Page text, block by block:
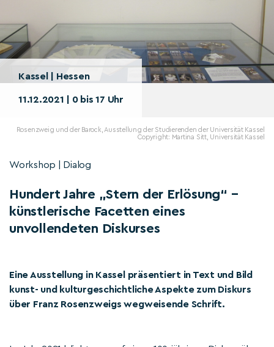
Kassel | Hessen
11.12.2021 | 0 bis 17 Uhr
Rosenzweig und der Barock, Ausstellung der Studierenden der Universität Kassel
Copyright: Martina Sitt, Universität Kassel
Workshop | Dialog
Hundert Jahre „Stern der Erlösung“ –
künstlerische Facetten eines
unvollendeten Diskurses
Eine Ausstellung in Kassel präsentiert in Text und Bild
kunst- und kulturgeschichtliche Aspekte zum Diskurs
über Franz Rosenzweigs wegweisende Schrift.